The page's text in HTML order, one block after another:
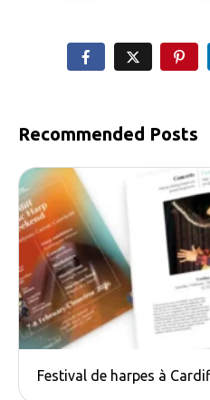
Recommended Posts
Festival de harpes à